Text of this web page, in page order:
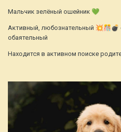
Мальчик зелёный ошейник 💚
Активный, любознательный 💥🎊 💣
обаятельный
Находится в активном поиске